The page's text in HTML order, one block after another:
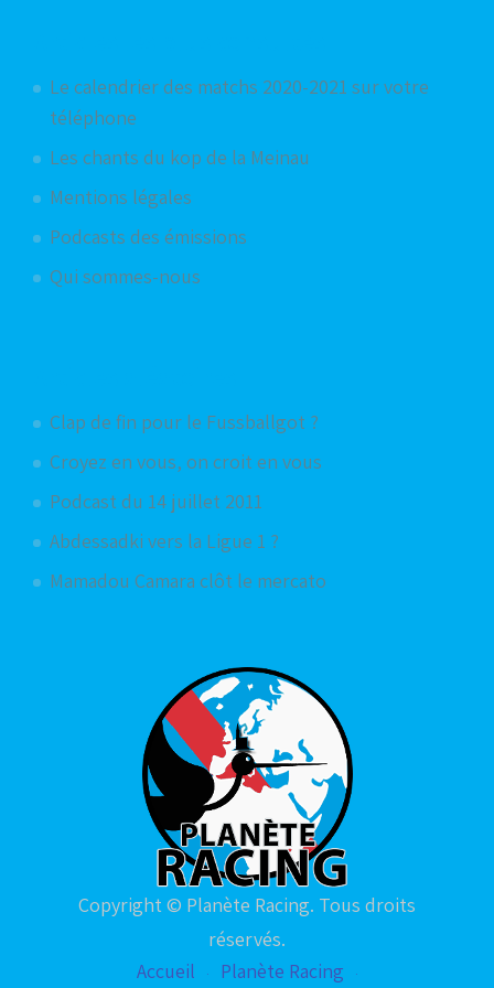
Le calendrier des matchs 2020-2021 sur votre
téléphone
Les chants du kop de la Meinau
Mentions légales
Podcasts des émissions
Qui sommes-nous
Clap de fin pour le Fussballgot ?
Croyez en vous, on croit en vous
Podcast du 14 juillet 2011
Abdessadki vers la Ligue 1 ?
Mamadou Camara clôt le mercato
Copyright © Planète Racing. Tous droits
réservés.
Accueil
Planète Racing